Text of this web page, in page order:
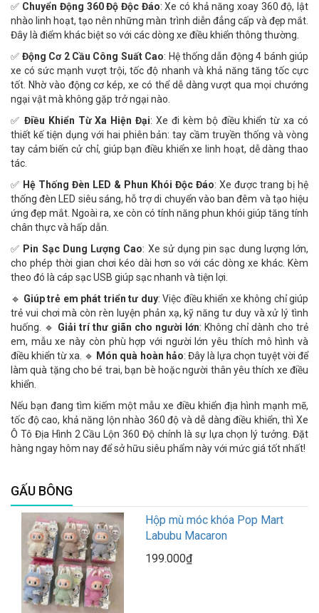
✅ Chuyển Động 360 Độ Độc Đáo: Xe có khả năng xoay 360 độ, lật
nhào linh hoạt, tạo nên những màn trình diễn đẳng cấp và đẹp mắt.
Đây là điểm khác biệt so với các dòng xe điều khiển thông thường.
✅ Động Cơ 2 Cầu Công Suất Cao: Hệ thống dẫn động 4 bánh giúp
xe có sức mạnh vượt trội, tốc độ nhanh và khả năng tăng tốc cực
tốt. Nhờ vào động cơ kép, xe có thể dễ dàng vượt qua mọi chướng
ngại vật mà không gặp trở ngại nào.
✅ Điều Khiển Từ Xa Hiện Đại: Xe đi kèm bộ điều khiển từ xa có
thiết kế tiện dụng với hai phiên bản: tay cầm truyền thống và vòng
tay cảm biến cử chỉ, giúp bạn điều khiển xe linh hoạt, dễ dàng thao
tác.
✅ Hệ Thống Đèn LED & Phun Khói Độc Đáo: Xe được trang bị hệ
thống đèn LED siêu sáng, hỗ trợ di chuyển vào ban đêm và tạo hiệu
ứng đẹp mắt. Ngoài ra, xe còn có tính năng phun khói giúp tăng tính
chân thực và hấp dẫn.
✅ Pin Sạc Dung Lượng Cao: Xe sử dụng pin sạc dung lượng lớn,
cho phép thời gian chơi kéo dài hơn so với các dòng xe khác. Kèm
theo đó là cáp sạc USB giúp sạc nhanh và tiện lợi.
🔹 Giúp trẻ em phát triển tư duy: Việc điều khiển xe không chỉ giúp
trẻ vui chơi mà còn rèn luyện phản xạ, kỹ năng tư duy và xử lý tình
huống. 🔹 Giải trí thư giãn cho người lớn: Không chỉ dành cho trẻ
em, mẫu xe này còn phù hợp với người lớn yêu thích mô hình và
điều khiển từ xa. 🔹 Món quà hoàn hảo: Đây là lựa chọn tuyệt vời để
làm quà tặng cho bé trai, bạn bè hoặc người thân yêu thích xe điều
khiển.
Nếu bạn đang tìm kiếm một mẫu xe điều khiển địa hình mạnh mẽ,
tốc độ cao, khả năng lộn nhào 360 độ và dễ dàng điều khiển, thì Xe
Ô Tô Địa Hình 2 Cầu Lộn 360 Độ chính là sự lựa chọn lý tưởng. Đặt
hàng ngay hôm nay để sở hữu siêu phẩm này với mức giá tốt nhất!
GẤU BÔNG
Hộp mù móc khóa Pop Mart
Labubu Macaron
199.000₫